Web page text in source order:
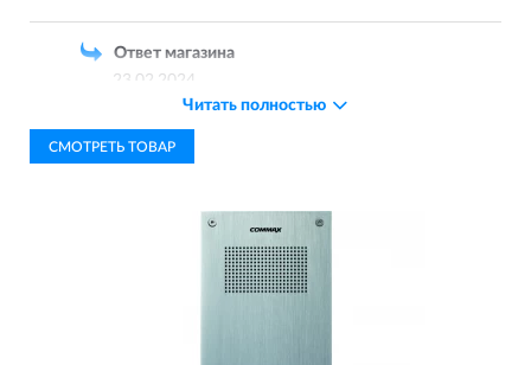
Ответ магазина
23.02.2024
"Добрый день! Вызывную панель можно
воздействия осадков (под навесом
исполнение, при монтаже в стене придется
Читать полностью
СМОТРЕТЬ ТОВАР